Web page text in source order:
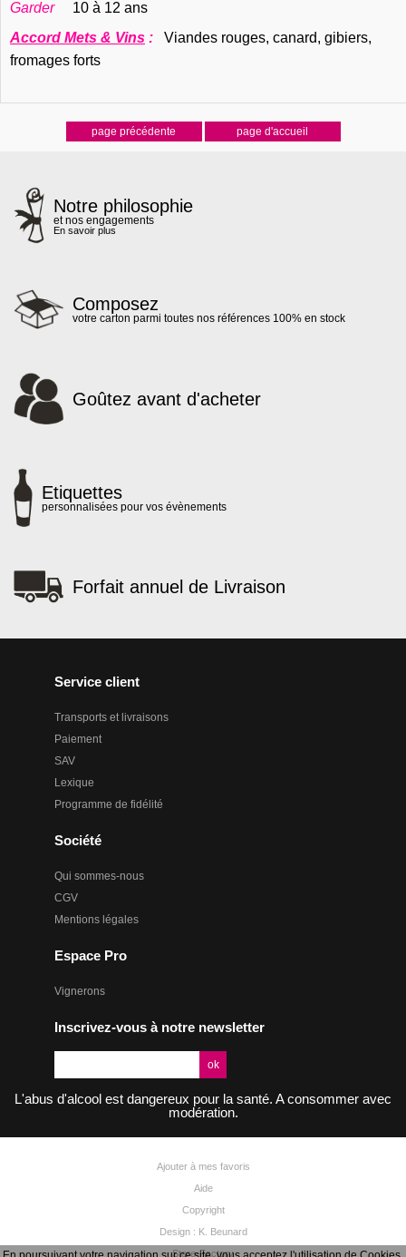
Garder
10 à 12 ans
Accord Mets & Vins :
Viandes rouges, canard, gibiers,
fromages forts
Notre philosophie
et nos engagements
En savoir plus
Composez
votre carton parmi toutes nos références 100% en stock
Goûtez avant d'acheter
Etiquettes
personnalisées pour vos évènements
Forfait annuel de Livraison
Service client
Transports et livraisons
Paiement
SAV
Lexique
Programme de fidélité
Société
Qui sommes-nous
CGV
Mentions légales
Espace Pro
Vignerons
Inscrivez-vous à notre newsletter
L'abus d'alcool est dangereux pour la santé. A consommer avec
modération.
Ajouter à mes favoris
Aide
Copyright
Design : K. Beunard
Store-Factory